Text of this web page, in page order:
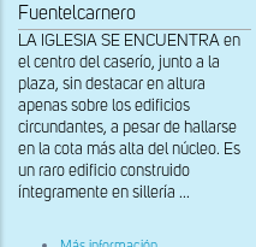
Fuentelcarnero
LA IGLESIA SE ENCUENTRA en
el centro del caserío, junto a la
plaza, sin destacar en altura
apenas sobre los edificios
circundantes, a pesar de hallarse
en la cota más alta del núcleo. Es
un raro edificio construido
íntegramente en sillería ...